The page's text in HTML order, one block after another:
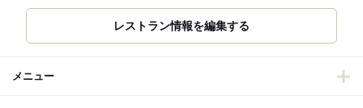
レストラン情報を編集する
メニュー